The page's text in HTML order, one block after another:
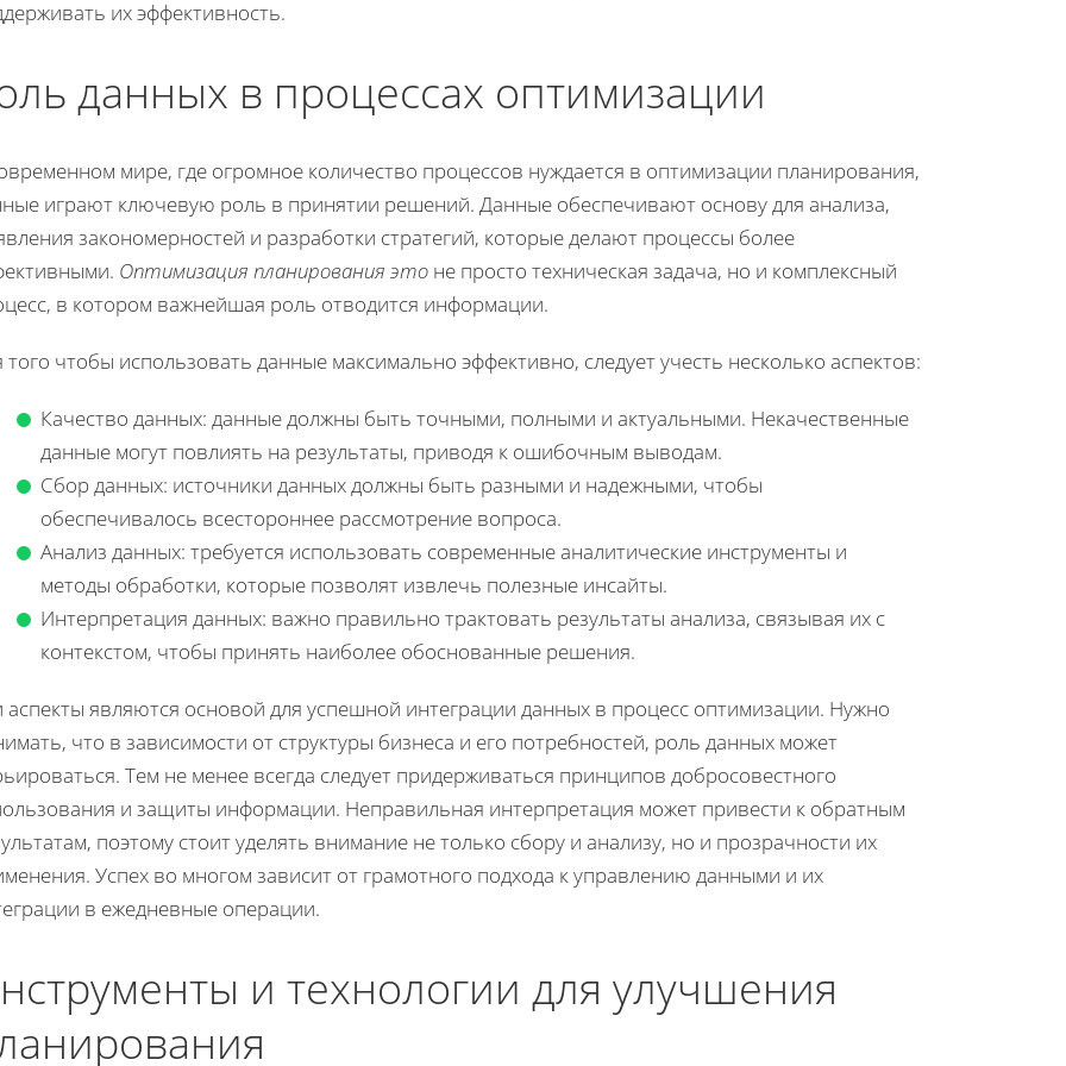
их эффективность.
данных в процессах оптимизации
мире, где огромное количество процессов нуждается в оптимизации планирования,
играют ключевую роль в принятии решений. Данные обеспечивают основу для анализа,
закономерностей и разработки стратегий, которые делают процессы более
Оптимизация планирования это не просто техническая задача, но и комплексный
в котором важнейшая роль отводится информации.
того чтобы использовать данные максимально эффективно, следует учесть несколько аспектов:
Качество данных: данные должны быть точными, полными и актуальными. Некачественные
данные могут повлиять на результаты, приводя к ошибочным выводам.
Сбор данных: источники данных должны быть разными и надежными, чтобы
обеспечивалось всестороннее рассмотрение вопроса.
Анализ данных: требуется использовать современные аналитические инструменты и
методы обработки, которые позволят извлечь полезные инсайты.
Интерпретация данных: важно правильно трактовать результаты анализа, связывая их с
контекстом, чтобы принять наиболее обоснованные решения.
аспекты являются основой для успешной интеграции данных в процесс оптимизации. Нужно
что в зависимости от структуры бизнеса и его потребностей, роль данных может
Тем не менее всегда следует придерживаться принципов добросовестного
и защиты информации. Неправильная интерпретация может привести к обратным
поэтому стоит уделять внимание не только сбору и анализу, но и прозрачности их
Успех во многом зависит от грамотного подхода к управлению данными и их
в ежедневные операции.
и технологии для улучшения